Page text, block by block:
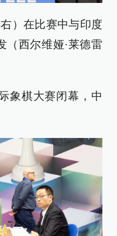
）在比赛中与印度
（西尔维娅·莱德雷
象棋大赛闭幕，中